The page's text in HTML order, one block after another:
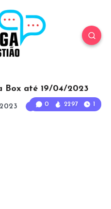
0 2297 1
Box até 19/04/2023
Min Read